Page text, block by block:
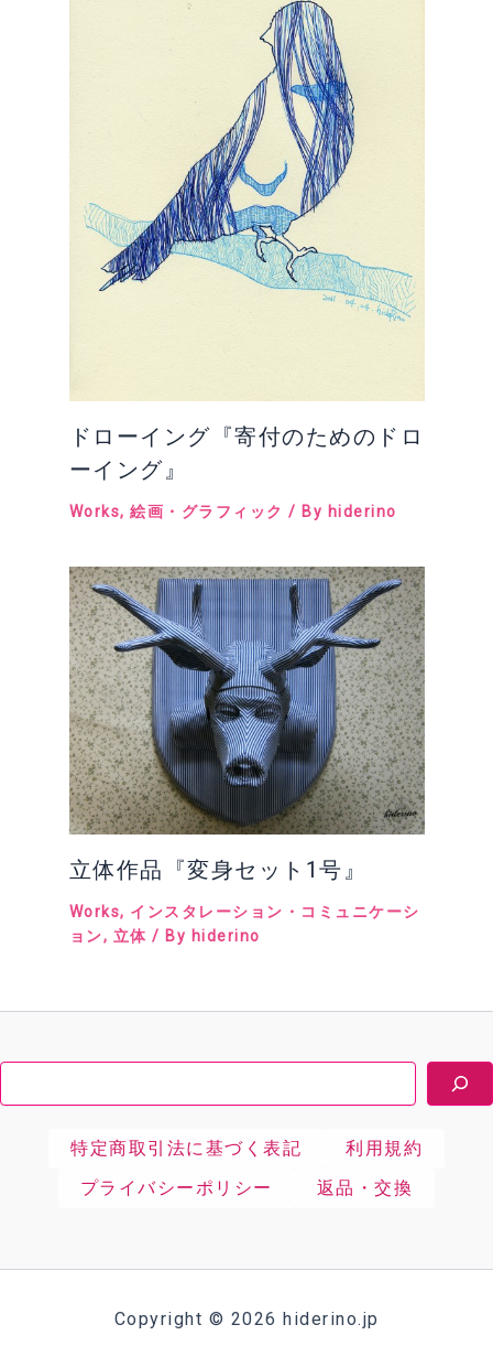
ドローイング『寄付のためのドロ
ーイング』
Works, 絵画・グラフィック / By hiderino
立体作品『変身セット1号』
Works, インスタレーション・コミュニケーシ
ョン, 立体 / By hiderino
特定商取引法に基づく表記
利用規約
プライバシーポリシー
返品・交換
Copyright © 2026 hiderino.jp